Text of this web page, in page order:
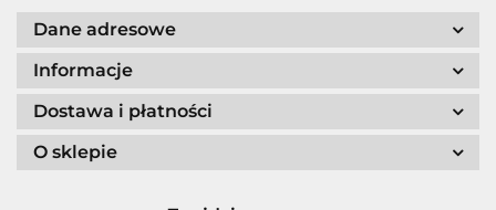
Dane adresowe
Informacje
Dostawa i płatności
O sklepie